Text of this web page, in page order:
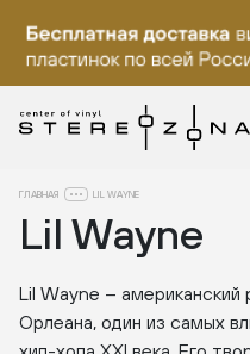
ГЛАВНАЯ LIL WAYNE
Lil Wayne
Lil Wayne –
Орлеана, один из самых